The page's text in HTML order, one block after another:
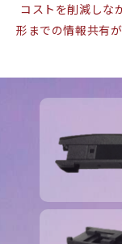
コストを削減しな
形までの情報共有